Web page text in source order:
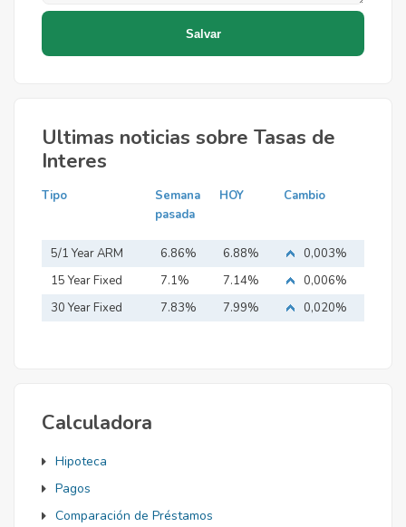
Ultimas noticias sobre Tasas de
Interes
Tipo
Semana
pasada
HOY Cambio
5/1 Year ARM 6.86% 6.88%
0,003%
15 Year Fixed
Mortgage
7.1% 7.14%
0,006%
30 Year Fixed
7.83% 7.99% 0,020%
Calculadora
Hipoteca
Pagos
Comparación de Préstamos